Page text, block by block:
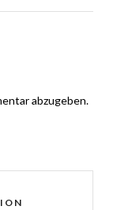
abzugeben.